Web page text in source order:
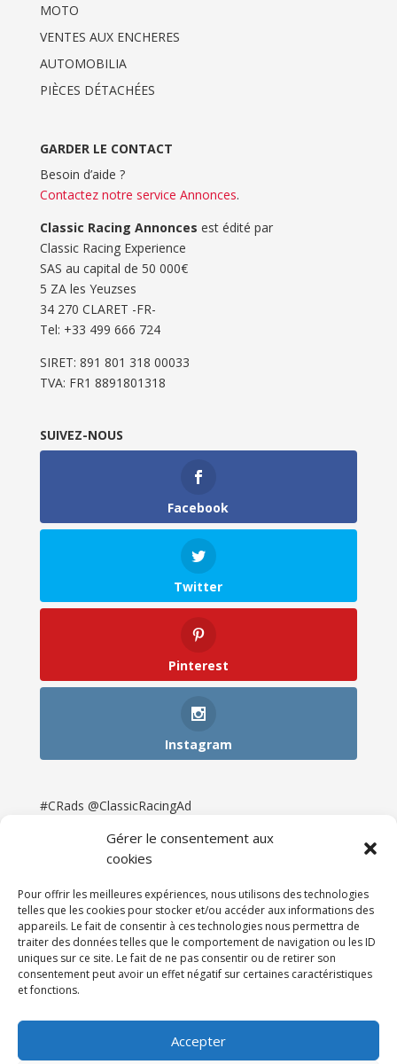
Gérer le consentement aux
cookies
Pour offrir les meilleures expériences, nous utilisons des technologies
telles que les cookies pour stocker et/ou accéder aux informations des
appareils. Le fait de consentir à ces technologies nous permettra de
traiter des données telles que le comportement de navigation ou les ID
uniques sur ce site. Le fait de ne pas consentir ou de retirer son
consentement peut avoir un effet négatif sur certaines caractéristiques
et fonctions.
Accepter
MOTO
VENTES AUX ENCHERES
AUTOMOBILIA
PIÈCES DÉTACHÉES
GARDER LE CONTACT
Besoin d’aide ?
Contactez notre service Annonces.
Classic Racing Annonces est édité par
Classic Racing Experience
SAS au capital de 50 000€
5 ZA les Yeuzses
34 270 CLARET -FR-
Tel: ‭+33 499 666 724‬
SIRET: 891 801 318 00033
TVA: FR1 8891801318
SUIVEZ-NOUS
Facebook
Twitter
Pinterest
Instagram
#CRads @ClassicRacingAd
Newsletter & Presse
Partenaires
Tarifs
Espace Client